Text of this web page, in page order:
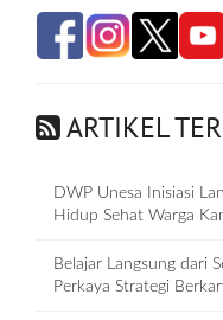
ARTIKEL
DWP Unesa Inisiasi
Hidup Sehat Warga
Belajar Langsung dari
Perkaya Strategi